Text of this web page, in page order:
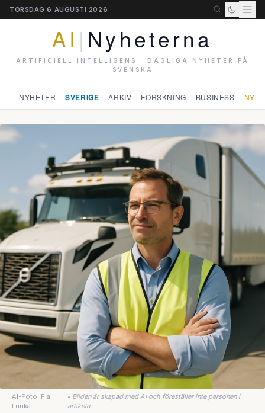
TORSDAG 6 AUGUSTI 2026
AI | Nyheterna
ARTIFICIELL INTELLIGENS · DAGLIGA NYHETER PÅ
SVENSKA
NYHETER SVERIGE ARKIV FORSKNING BUSINESS
AI-Foto: Pia
Luuka
• Bilden är skapad med AI och föreställer inte personen i
artikeln.